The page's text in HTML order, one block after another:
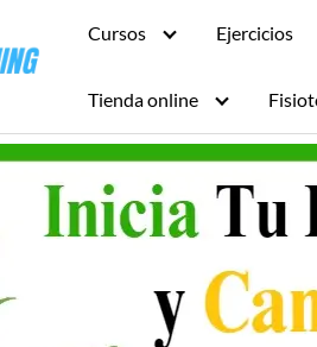
Cursos Ejercicios
Tienda online